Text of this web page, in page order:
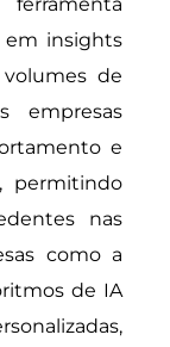
em insights
volumes de
empresas
e
permitindo
nas
como a
de IA